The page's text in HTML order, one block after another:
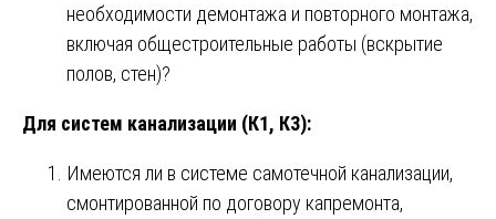
необходимости демонтажа и повторного монтажа,
включая общестроительные работы (вскрытие
полов, стен)?
Для систем канализации (К1, К3):
Имеются ли в системе самотечной канализации,
смонтированной по договору капремонта,